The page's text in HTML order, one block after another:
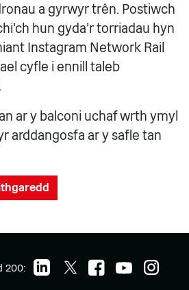
a gyrwyr trên. Postiwch
hun gyda'r torriadau hyn
Instagram Network Rail
cyfle i ennill taleb
ar y balconi uchaf wrth ymyl
arddangosfa ar y safle tan
200: